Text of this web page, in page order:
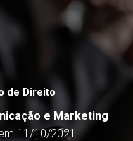
de Direito
e Marketing
11/10/2021